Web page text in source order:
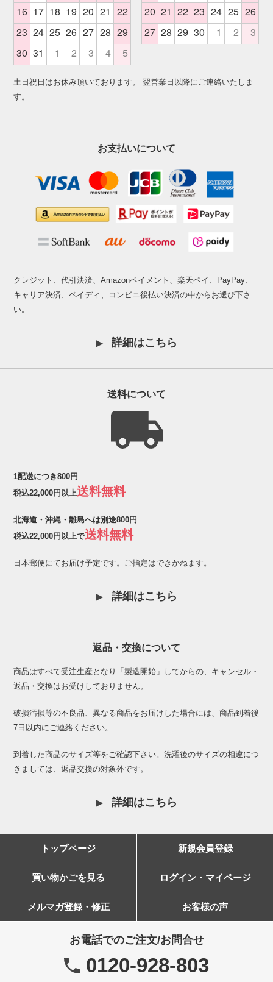
土日祝日はお休み頂いております。 翌営業日以降にご連絡いたしま
す。
お支払いについて
クレジット、代引決済、Amazonペイメント、楽天ペイ、PayPay、
キャリア決済、ペイディ、コンビニ後払い決済の中からお選び下さ
い。
詳細はこちら
送料について
1配送につき800円
税込22,000円以上送料無料
北海道・沖縄・離島へは別途800円
税込22,000円以上で送料無料
日本郵便にてお届け予定です。ご指定はできかねます。
詳細はこちら
返品・交換について
商品はすべて受注生産となり「製造開始」してからの、キャンセル・
返品・交換はお受けしておりません。
破損汚損等の不良品、異なる商品をお届けした場合には、商品到着後
7日以内にご連絡ください。
到着した商品のサイズ等をご確認下さい。洗濯後のサイズの相違につ
きましては、返品交換の対象外です。
詳細はこちら
トップページ 新規会員登録
買い物かごを見る ログイン・マイページ
メルマガ登録・修正 お客様の声
お電話でのご注文/お問合せ
0120-928-803